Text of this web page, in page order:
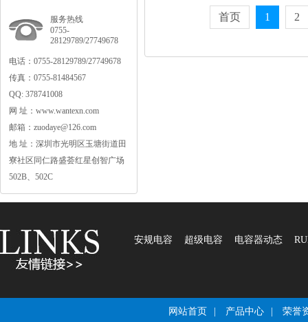
服务热线
0755-
28129789/27749678
电话：0755-28129789/27749678
传真：0755-81484567
QQ:378741008
网址：www.wantexn.com
邮箱：zuodaye@126.com
地址：深圳市光明区玉塘街道田
寮社区同仁路盛荟红星创智广场
502B、502C
首页 1 2
安规电容 超级电容 电容器动态
网站首页 产品中心 荣誉